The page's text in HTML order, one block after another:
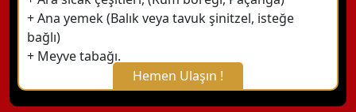
+ Ana yemek (Balık veya tavuk şinitzel, isteğe
bağlı)
+ Meyve tabağı.
Hemen Ulaşın !
X Kapat